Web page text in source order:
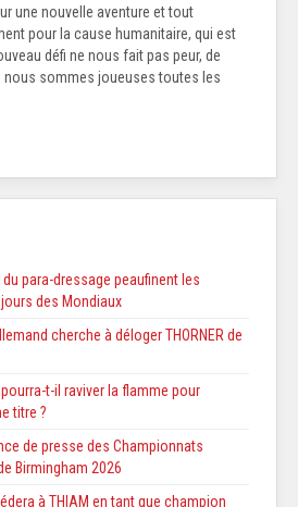
une nouvelle aventure et tout
pour la cause humanitaire, qui est
défi ne nous fait pas peur, de
sommes joueuses toutes les
du para-dressage peaufinent les
des Mondiaux
cherche à déloger THORNER de
pourra-t-il raviver la flamme pour
titre ?
de presse des Championnats
Birmingham 2026
à THIAM en tant que champion